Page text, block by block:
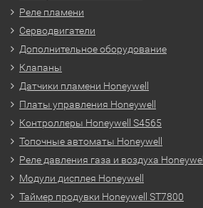
Реле пламени
Серводвигатели
Дополнительное оборудование
Клапаны
Датчики пламени Honeywell
Платы управления Honeywell
Контроллеры Honeywell S4565
Топочные автоматы Honeywell
Реле давления газа и воздуха Honeywell
Модули дисплея Honeywell
Таймер продувки Honeywell ST7800